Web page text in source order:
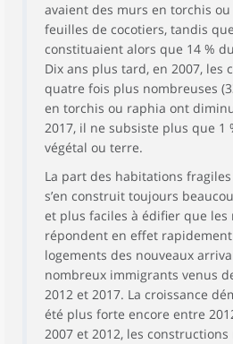
avaient des murs en torchis
feuilles de cocotiers, tandis
constituaient alors que 14 %
Dix ans plus tard, en 2007, les
quatre fois plus nombreuses
en torchis ou raphia ont
2017, il ne subsiste plus que 1
végétal ou terre.
La part des habitations
s’en construit toujours
et plus faciles à édifier que les
répondent en effet
logements des nouveaux
nombreux immigrants venus
2012 et 2017. La croissance
été plus forte encore entre
2007 et 2012, les